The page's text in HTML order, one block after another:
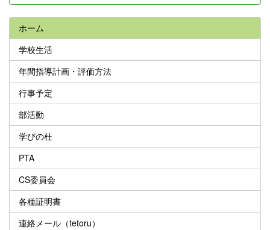
ホーム
学校生活
年間指導計画・評価方法
行事予定
部活動
学びの杜
PTA
CS委員会
各種証明書
連絡メール（tetoru）